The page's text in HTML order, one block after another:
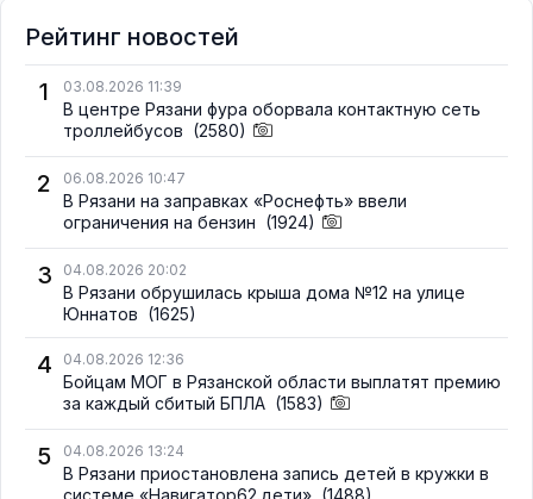
Рейтинг новостей
1
03.08.2026 11:39
В центре Рязани фура оборвала контактную сеть
троллейбусов (2580)
2 06.08.2026 10:47
В Рязани на заправках «Роснефть» ввели
ограничения на бензин (1924)
3 04.08.2026 20:02
В Рязани обрушилась крыша дома №12 на улице
Юннатов (1625)
4 04.08.2026 12:36
Бойцам МОГ в Рязанской области выплатят премию
за каждый сбитый БПЛА (1583)
5 04.08.2026 13:24
В Рязани приостановлена запись детей в кружки в